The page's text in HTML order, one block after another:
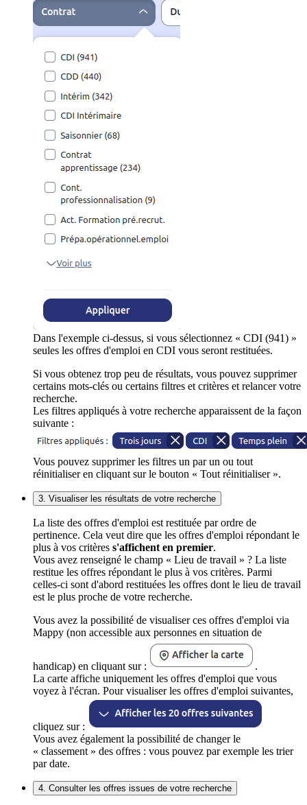
Dans l'exemple ci-dessus, si vous sélectionnez « CDI (941) »
seules les offres d'emploi en CDI vous seront restituées.
Si vous obtenez trop peu de résultats, vous pouvez supprimer
certains mots-clés ou certains filtres et critères et relancer votre
recherche.
Les filtres appliqués à votre recherche apparaissent de la façon
suivante :
Vous pouvez supprimer les filtres un par un ou tout
réinitialiser en cliquant sur le bouton « Tout réinitialiser ».
3. Visualiser les résultats de votre recherche
La liste des offres d'emploi est restituée par ordre de
pertinence. Cela veut dire que les offres d'emploi répondant le
plus à vos critères s'affichent en premier.
Vous avez renseigné le champ « Lieu de travail » ? La liste
restitue les offres répondant le plus à vos critères. Parmi
celles-ci sont d'abord restituées les offres dont le lieu de travail
est le plus proche de votre recherche.
Vous avez la possibilité de visualiser ces offres d'emploi via
Mappy (non accessible aux personnes en situation de
handicap) en cliquant sur :
.
La carte affiche uniquement les offres d'emploi que vous
voyez à l'écran. Pour visualiser les offres d'emploi suivantes,
cliquez sur :
Vous avez également la possibilité de changer le
« classement » des offres : vous pouvez par exemple les trier
par date.
4. Consulter les offres issues de votre recherche